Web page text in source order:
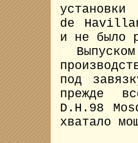
de
и не было
Выпуском
под
прежде
D.H.98
хватало